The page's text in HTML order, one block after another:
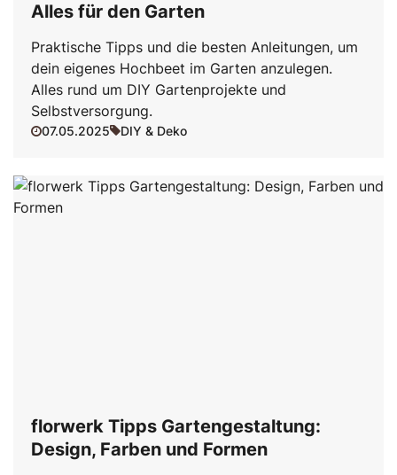
Alles für den Garten
Praktische Tipps und die besten Anleitungen, um
dein eigenes Hochbeet im Garten anzulegen.
Alles rund um DIY Gartenprojekte und
Selbstversorgung.
07.05.2025 DIY & Deko
florwerk Tipps Gartengestaltung:
Design, Farben und Formen